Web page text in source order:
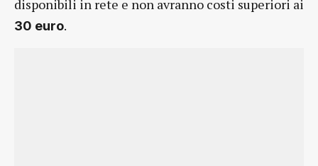
disponibili in rete e non avranno costi superiori ai
30 euro.